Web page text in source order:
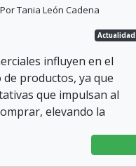
Por Tania León Cadena
Actualidad
influyen en el
productos, ya que
que impulsan al
elevando la